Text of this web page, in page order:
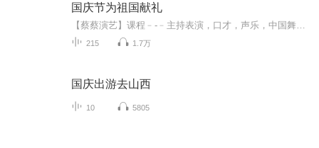
国庆节为祖国献礼
215 1.7万
国庆出游去山西
10 5805